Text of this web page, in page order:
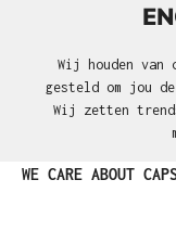
Wij houden van
gesteld om jou
Wij zetten
Productgalerij
WE CARE ABOUT